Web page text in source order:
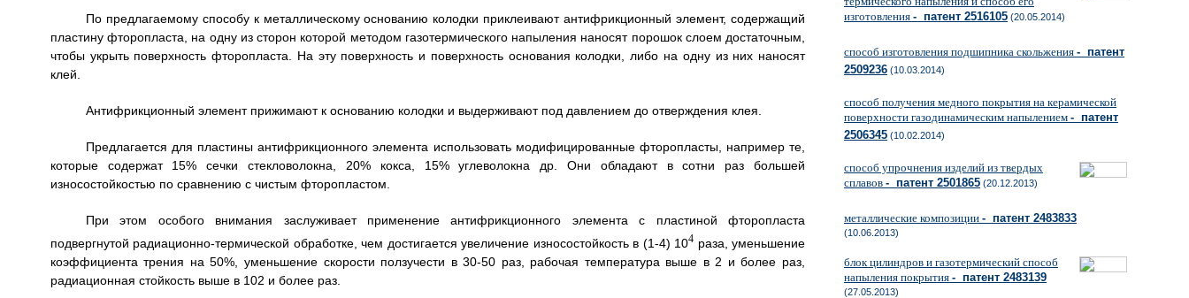
По предлагаемому способу к металлическому основанию колодки приклеивают антифрикционный элемент, содержащий
пластину фторопласта, на одну из сторон которой методом газотермического напыления наносят порошок слоем достаточным,
чтобы укрыть поверхность фторопласта. На эту поверхность и поверхность основания колодки, либо на одну из них наносят
клей.
Антифрикционный элемент прижимают к основанию колодки и выдерживают под давлением до отверждения клея.
Предлагается для пластины антифрикционного элемента использовать модифицированные фторопласты, например те,
которые содержат 15% сечки стекловолокна, 20% кокса, 15% углеволокна др. Они обладают в сотни раз большей
износостойкостью по сравнению с чистым фторопластом.
При этом особого внимания заслуживает применение антифрикционного элемента с пластиной фторопласта
подвергнутой радиационно-термической обработке, чем достигается увеличение износостойкость в (1-4) 104 раза, уменьшение
коэффициента трения на 50%, уменьшение скорости ползучести в 30-50 раз, рабочая температура выше в 2 и более раз,
радиационная стойкость выше в 102 и более раз.
изготовления - патент 2516105 (20.05.2014)
способ изготовления подшипника скольжения - патент
2509236 (10.03.2014)
способ получения медного покрытия на керамической
поверхности газодинамическим напылением - патент
2506345 (10.02.2014)
способ упрочнения изделий из твердых
сплавов - патент 2501865 (20.12.2013)
металлические композиции - патент 2483833
(10.06.2013)
блок цилиндров и газотермический способ
напыления покрытия - патент 2483139
(27.05.2013)